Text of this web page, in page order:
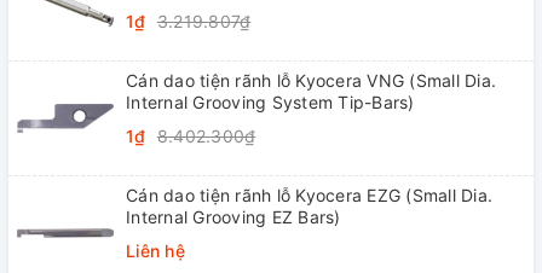
1₫ 3.219.807₫
Cán dao tiện rãnh lỗ Kyocera VNG (Small Dia.
Internal Grooving System Tip-Bars)
1₫ 8.402.300₫
Cán dao tiện rãnh lỗ Kyocera EZG (Small Dia.
Internal Grooving EZ Bars)
Liên hệ